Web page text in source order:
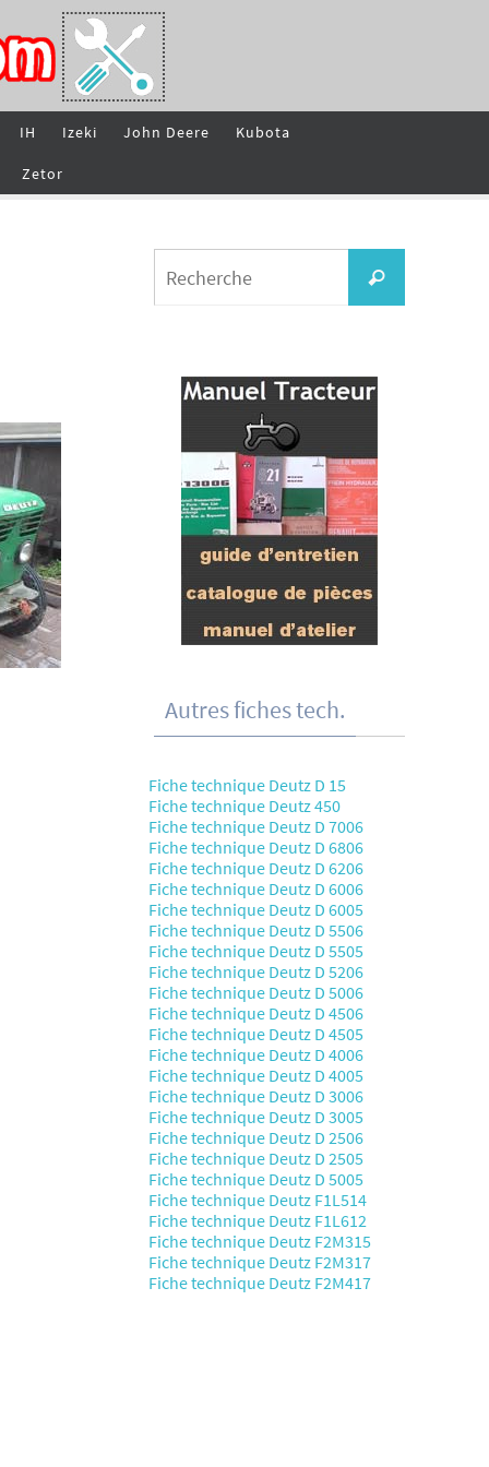
IH Izeki John Deere Kubota
Zetor
Recherche
Autres fiches tech.
Fiche technique Deutz D 15
Fiche technique Deutz 450
Fiche technique Deutz D 7006
Fiche technique Deutz D 6806
Fiche technique Deutz D 6206
Fiche technique Deutz D 6006
Fiche technique Deutz D 6005
Fiche technique Deutz D 5506
Fiche technique Deutz D 5505
Fiche technique Deutz D 5206
Fiche technique Deutz D 5006
Fiche technique Deutz D 4506
Fiche technique Deutz D 4505
Fiche technique Deutz D 4006
Fiche technique Deutz D 4005
Fiche technique Deutz D 3006
Fiche technique Deutz D 3005
Fiche technique Deutz D 2506
Fiche technique Deutz D 2505
Fiche technique Deutz D 5005
Fiche technique Deutz F1L514
Fiche technique Deutz F1L612
Fiche technique Deutz F2M315
Fiche technique Deutz F2M317
Fiche technique Deutz F2M417